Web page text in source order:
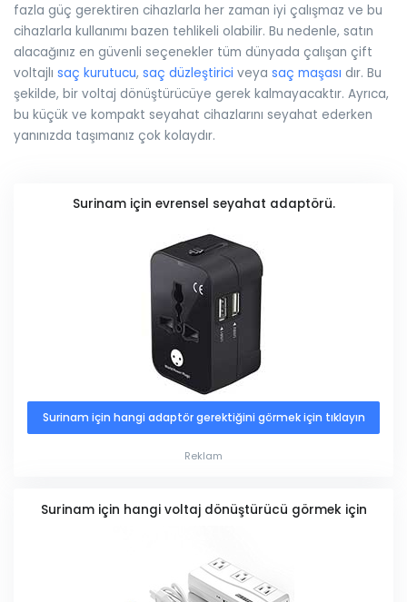
fazla güç gerektiren cihazlarla her zaman iyi çalışmaz ve bu
cihazlarla kullanımı bazen tehlikeli olabilir. Bu nedenle, satın
alacağınız en güvenli seçenekler tüm dünyada çalışan çift
voltajlı saç kurutucu, saç düzleştirici veya saç maşası dır. Bu
şekilde, bir voltaj dönüştürücüye gerek kalmayacaktır. Ayrıca,
bu küçük ve kompakt seyahat cihazlarını seyahat ederken
yanınızda taşımanız çok kolaydır.
Surinam için evrensel seyahat adaptörü.
Surinam için hangi adaptör gerektiğini görmek için tıklayın
Reklam
Surinam için hangi voltaj dönüştürücü görmek için